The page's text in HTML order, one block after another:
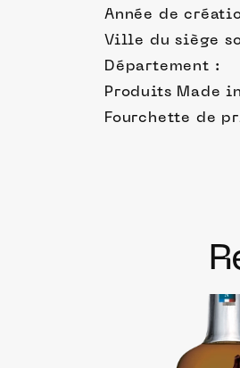
Année de
Ville du siège
Département :
Produits Made
Fourchette de